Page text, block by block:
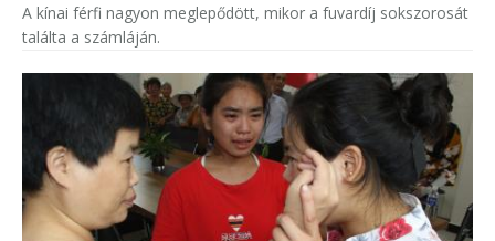
A kínai férfi nagyon meglepődött, mikor a fuvardíj sokszorosát
találta a számláján.